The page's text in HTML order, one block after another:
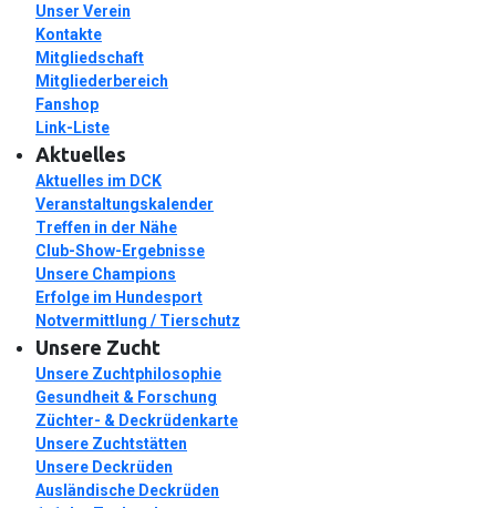
Unser Verein
Kontakte
Mitgliedschaft
Mitgliederbereich
Fanshop
Link-Liste
Aktuelles
Aktuelles im DCK
Veranstaltungskalender
Treffen in der Nähe
Club-Show-Ergebnisse
Unsere Champions
Erfolge im Hundesport
Notvermittlung / Tierschutz
Unsere Zucht
Unsere Zuchtphilosophie
Gesundheit & Forschung
Züchter- & Deckrüdenkarte
Unsere Zuchtstätten
Unsere Deckrüden
Ausländische Deckrüden